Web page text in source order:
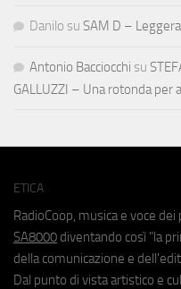
Danilo su SAM D –
Antonio Bacciocchi su
GALLUZZI – Una rotonda per
ETICA
RadioCoop, musica e voce
SA8000 diventando così "la
della comunicazione e
Dal punto di vista artistico e